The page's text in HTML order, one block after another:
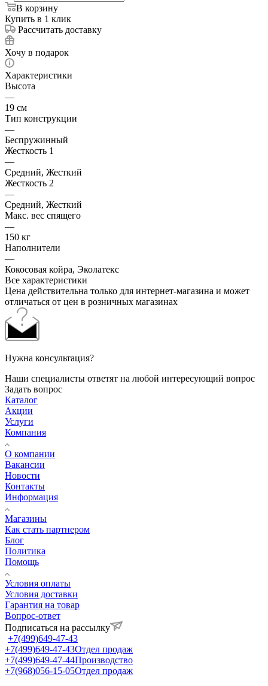
В корзину
Купить в 1 клик
Рассчитать доставку
Хочу в подарок
Характеристики
Высота
—
19 см
Тип конструкции
—
Беспружинный
Жесткость 1
—
Средний, Жесткий
Жесткость 2
—
Средний, Жесткий
Макс. вес спящего
—
150 кг
Наполнители
—
Кокосовая койра, Эколатекс
Все характеристики
Цена действительна только для интернет-магазина и может
отличаться от цен в розничных магазинах
Нужна консультация?
Наши специалисты ответят на любой интересующий вопрос
Задать вопрос
Каталог
Акции
Услуги
Компания
О компании
Вакансии
Новости
Контакты
Информация
Магазины
Как стать партнером
Блог
Политика
Помощь
Условия оплаты
Условия доставки
Гарантия на товар
Вопрос-ответ
Подписаться на рассылку
+7(499)649-47-43
+7(499)649-47-43Отдел продаж
+7(499)649-47-44Производство
+7(968)056-15-05Отдел продаж